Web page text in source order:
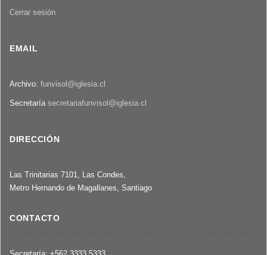
Cerrar sesión
EMAIL
Archivo: funvisol@iglesia.cl
Secretaría secretariafunvisol@iglesia.cl
DIRECCIÓN
Las Trinitarias 7101, Las Condes,
Metro Hernando de Magallanes, Santiago
CONTACTO